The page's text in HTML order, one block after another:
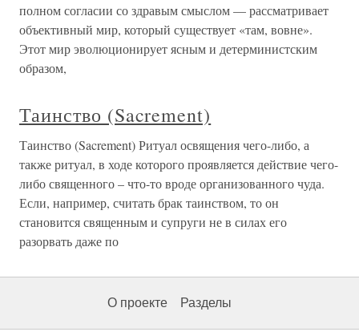
полном согласии со здравым смыслом — рассматривает
объективный мир, который существует «там, вовне».
Этот мир эволюционирует ясным и детерминистским
образом,
Таинство (Sacrement)
Таинство (Sacrement) Ритуал освящения чего-либо, а
также ритуал, в ходе которого проявляется действие чего-
либо священного – что-то вроде организованного чуда.
Если, например, считать брак таинством, то он
становится священным и супруги не в силах его
разорвать даже по
О проекте Разделы